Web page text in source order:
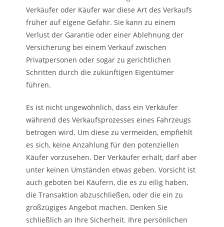
Verkäufer oder Käufer war diese Art des Verkaufs
früher auf eigene Gefahr. Sie kann zu einem
Verlust der Garantie oder einer Ablehnung der
Versicherung bei einem Verkauf zwischen
Privatpersonen oder sogar zu gerichtlichen
Schritten durch die zukünftigen Eigentümer
führen.
Es ist nicht ungewöhnlich, dass ein Verkäufer
während des Verkaufsprozesses eines Fahrzeugs
betrogen wird. Um diese zu vermeiden, empfiehlt
es sich, keine Anzahlung für den potenziellen
Käufer vorzusehen. Der Verkäufer erhält, darf aber
unter keinen Umständen etwas geben. Vorsicht ist
auch geboten bei Käufern, die es zu eilig haben,
die Transaktion abzuschließen, oder die ein zu
großzügiges Angebot machen. Denken Sie
schließlich an Ihre Sicherheit. Ihre persönlichen